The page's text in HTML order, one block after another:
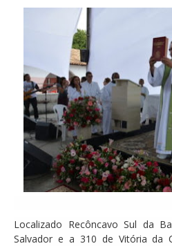
Localizado Recôncavo Sul da
Salvador e a 310 de Vitória da